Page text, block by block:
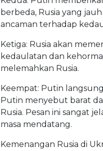
berbeda, Rusia yang
ancaman terhadap
Ketiga: Rusia akan
kedaulatan dan
melemahkan Rusia.
Keempat: Putin
Putin menyebut barat
Rusia. Pesan ini sangat
masa mendatang.
Kemenangan Rusia di